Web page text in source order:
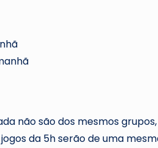
não são dos mesmos
da 5h serão de uma